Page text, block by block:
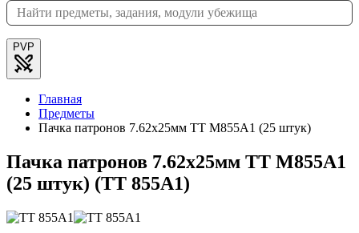
PVP
Главная
Предметы
Пачка патронов 7.62x25мм ТТ M855A1 (25 штук)
Пачка патронов 7.62x25мм ТТ M855A1
(25 штук) (ТТ 855A1)